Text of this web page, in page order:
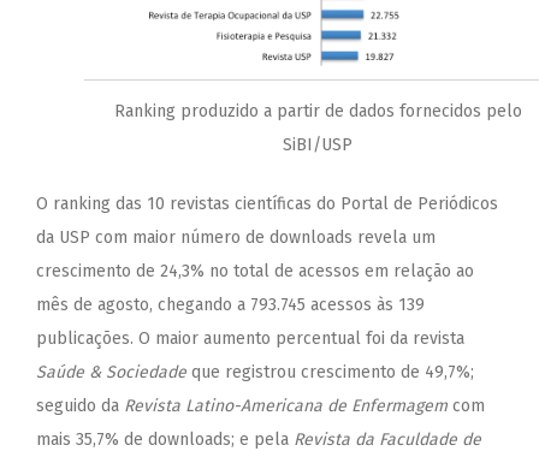
Ranking produzido a partir de dados fornecidos pelo
SiBI/USP
O ranking das 10 revistas científicas do Portal de Periódicos
da USP com maior número de downloads revela um
crescimento de 24,3% no total de acessos em relação ao
mês de agosto, chegando a 793.745 acessos às 139
publicações. O maior aumento percentual foi da revista
Saúde & Sociedade que registrou crescimento de 49,7%;
seguido da Revista Latino-Americana de Enfermagem com
mais 35,7% de downloads; e pela Revista da Faculdade de